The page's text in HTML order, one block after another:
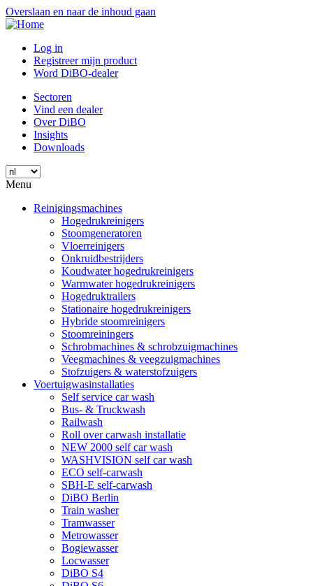
Overslaan en naar de inhoud gaan
Log in
Registreer mijn product
Word DiBO-dealer
Sectoren
Vind een dealer
Over DiBO
Insights
Downloads
Menu
Reinigingsmachines
Hogedrukreinigers
Stoomgeneratoren
Vloerreinigers
Onkruidbestrijders
Koudwater hogedrukreinigers
Warmwater hogedrukreinigers
Hogedruktrailers
Stationaire hogedrukreinigers
Hybride stoomreinigers
Stoomreiningers
Schrobmachines & schrobzuigmachines
Veegmachines & veegzuigmachines
Stofzuigers & waterstofzuigers
Voertuigwasinstallaties
Self service car wash
Bus- & Truckwash
Railwash
Roll over carwash installatie
NEW 2000 self car wash
WASHVISION self car wash
ECO self-carwash
SBH-E self-carwash
DiBO Berlin
Train washer
Tramwasser
Metrowasser
Bogiewasser
Locwasser
DiBO S4